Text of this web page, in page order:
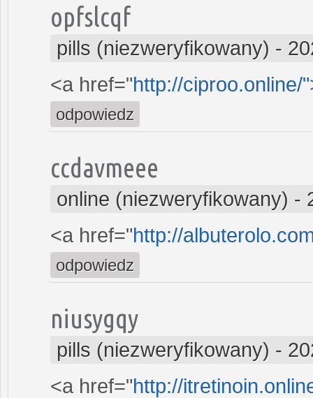
opfslcqf
pills (niezweryfikowany) -
<a href="http://ciproo.online/
odpowiedz
ccdavmeee
online (niezweryfikowany) -
<a href="http://
odpowiedz
niusygqy
pills (niezweryfikowany) -
<a href="http://